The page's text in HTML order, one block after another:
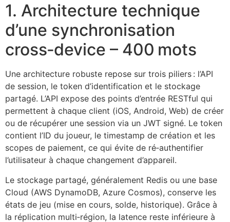
1. Architecture technique
d’une synchronisation
cross‑device – 400 mots
Une architecture robuste repose sur trois piliers : l’API
de session, le token d’identification et le stockage
partagé. L’API expose des points d’entrée RESTful qui
permettent à chaque client (iOS, Android, Web) de créer
ou de récupérer une session via un JWT signé. Le token
contient l’ID du joueur, le timestamp de création et les
scopes de paiement, ce qui évite de ré‑authentifier
l’utilisateur à chaque changement d’appareil.
Le stockage partagé, généralement Redis ou une base
Cloud (AWS DynamoDB, Azure Cosmos), conserve les
états de jeu (mise en cours, solde, historique). Grâce à
la réplication multi‑région, la latence reste inférieure à